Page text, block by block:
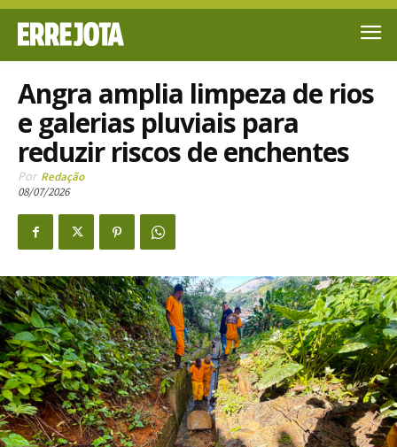
Angra amplia limpeza de rios
e galerias pluviais para
reduzir riscos de enchentes
Por Redação
08/07/2026